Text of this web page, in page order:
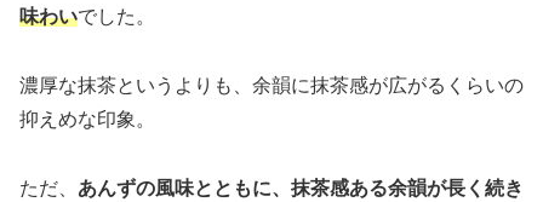
味わいでした。
濃厚な抹茶というよりも、余韻に抹茶感が広がるくらいの
抑えめな印象。
ただ、 あんずの風味とともに、抹茶感ある余韻が長く続き